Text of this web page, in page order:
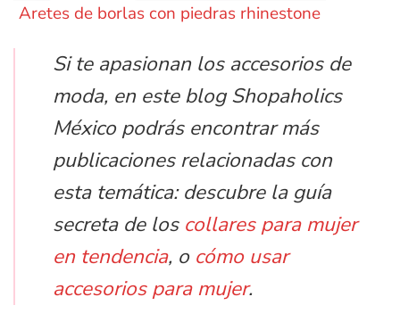
Aretes de borlas con piedras rhinestone
Si te apasionan los accesorios de
moda, en este blog Shopaholics
México podrás encontrar más
publicaciones relacionadas con
esta temática: descubre la guía
secreta de los collares para mujer
en tendencia, o cómo usar
accesorios para mujer.